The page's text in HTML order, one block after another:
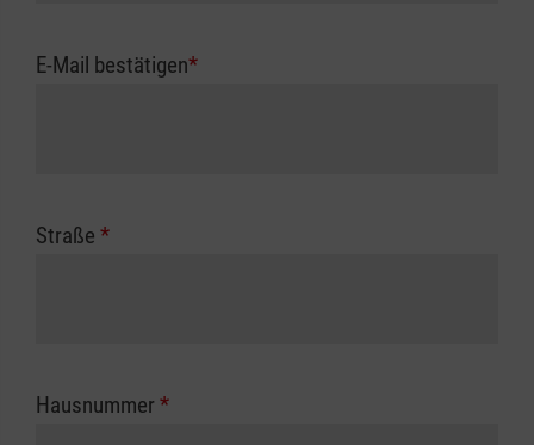
E-Mail bestätigen*
Straße *
Hausnummer *